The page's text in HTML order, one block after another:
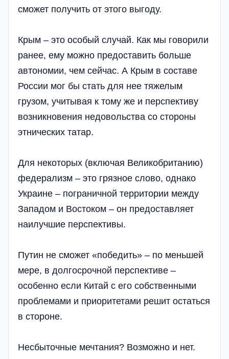
сможет получить от этого выгоду.
Крым – это особый случай. Как мы говорили
ранее, ему можно предоставить больше
автономии, чем сейчас. А Крым в составе
России мог бы стать для нее тяжелым
грузом, учитывая к тому же и перспективу
возникновения недовольства со стороны
этнических татар.
Для некоторых (включая Великобританию)
федерализм – это грязное слово, однако
Украине – пограничной территории между
Западом и Востоком – он предоставляет
наилучшие перспективы.
Путин не сможет «победить» – по меньшей
мере, в долгосрочной перспективе –
особенно если Китай с его собственными
проблемами и приоритетами решит остаться
в стороне.
Несбыточные мечтания? Возможно и нет.